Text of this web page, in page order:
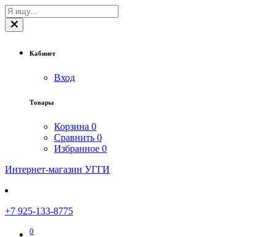
Кабинет
Вход
Товары
Корзина 0
Сравнить 0
Избранное 0
Интернет-магазин УГГИ
+7 925-133-8775
0